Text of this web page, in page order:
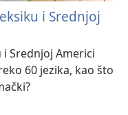
i Srednjoj
i Srednjoj Americi
60 jezika, kao što